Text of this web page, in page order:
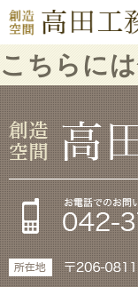
こちらに